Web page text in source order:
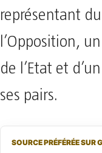
représentant
l’Opposition,
de l’Etat et
ses pairs.
SOURCE PRÉFÉRÉE SUR